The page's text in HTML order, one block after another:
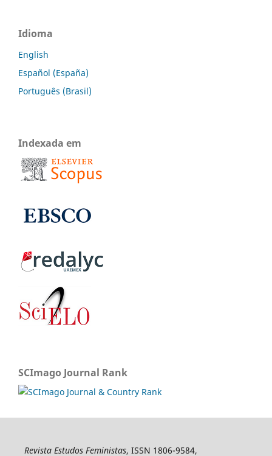
Idioma
English
Español (España)
Português (Brasil)
Indexada em
SCImago Journal Rank
Revista Estudos Feministas, ISSN 1806-9584,